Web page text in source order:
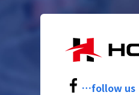
…follow us